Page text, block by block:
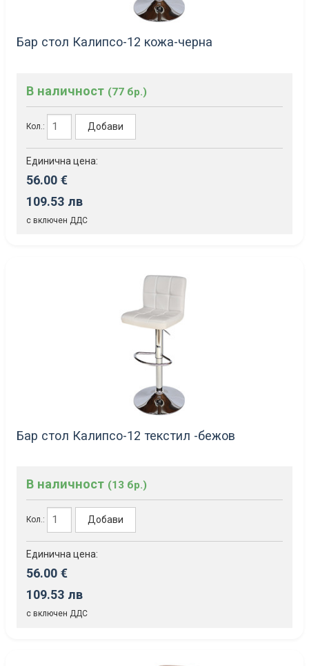
Бар стол Калипсо-12 кожа-черна
В наличност (77 бр.)
Кол.: Добави
Единична цена:
56.00 €
109.53 лв
с включен ДДС
Бар стол Калипсо-12 текстил -бежов
В наличност (13 бр.)
Кол.: Добави
Единична цена:
56.00 €
109.53 лв
с включен ДДС